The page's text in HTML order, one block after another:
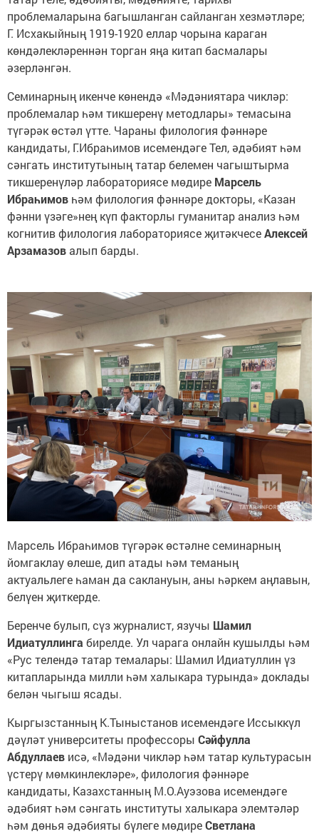
проблемаларына багышланган сайланган хезмәтләре;
Г. Исхакыйның 1919-1920 еллар чорына караган
көндәлекләреннән торган яңа китап басмалары
әзерләнгән.
Семинарның икенче көнендә «Мәдәниятара чикләр:
проблемалар һәм тикшеренү методлары» темасына
түгәрәк өстәл үтте. Чараны филология фәннәре
кандидаты, Г.Ибраһимов исемендәге Тел, әдәбият һәм
сәнгать институтының татар белемен чагыштырма
тикшеренүләр лабораториясе мөдире Марсель
Ибраһимов һәм филология фәннәре докторы, «Казан
фәнни үзәге»нең күп факторлы гуманитар анализ һәм
когнитив филология лабораториясе җитәкчесеАлексей
Арзамазовалып барды.
Марсель Ибраһимов түгәрәк өстәлне семинарның
йомгаклау өлеше, дип атады һәм теманың
актуальлеге һаман да саклануын, аны һәркем аңлавын,
белүен җиткерде.
Беренче булып, сүз журналист, язучы Шамил
Идиатуллинга бирелде. Ул чарага онлайн кушылды һәм
«Рус телендә татар темалары: Шамил Идиатуллин үз
китапларында милли һәм халыкара турында» доклады
белән чыгыш ясады.
Кыргызстанның К.Тыныстанов исемендәге Иссыккүл
дәүләт университеты профессоры Сәйфулла
Абдуллаев исә, «Мәдәни чикләр һәм татар культурасын
үстерү мөмкинлекләре», филология фәннәре
кандидаты, Казахстанның М.О.Ауэзова исемендәге
әдәбият һәм сәнгать институты халыкара элемтәләр
һәм дөнья әдәбияты бүлеге мөдиреСветлана